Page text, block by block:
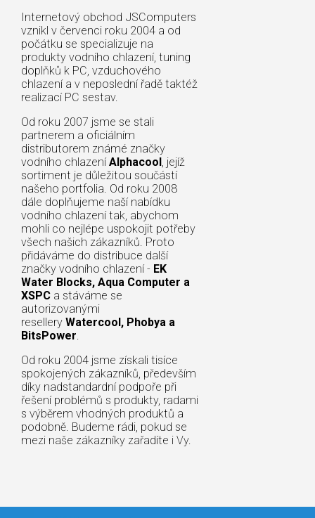
Internetový obchod JSComputers
vznikl v červenci roku 2004 a od
počátku se specializuje na
produkty vodního chlazení, tuning
doplňků k PC, vzduchového
chlazení a v neposlední řadě taktéž
realizací PC sestav.
Od roku 2007 jsme se stali
partnerem a oficiálním
distributorem známé značky
vodního chlazení Alphacool, jejíž
sortiment je důležitou součástí
našeho portfolia. Od roku 2008
dále doplňujeme naší nabídku
vodního chlazení tak, abychom
mohli co nejlépe uspokojit potřeby
všech našich zákazníků. Proto
přidáváme do distribuce další
značky vodního chlazení - EK
Water Blocks, Aqua Computer a
XSPC a stáváme se
autorizovanými
resellery Watercool, Phobya a
BitsPower.
Od roku 2004 jsme získali tisíce
spokojených zákazníků, především
díky nadstandardní podpoře při
řešení problémů s produkty, radami
s výběrem vhodných produktů a
podobně. Budeme rádi, pokud se
mezi naše zákazníky zařadíte i Vy.